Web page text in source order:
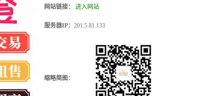
网站链接： 进入网站
服务器IP： 201.5.81.133
缩略简图：